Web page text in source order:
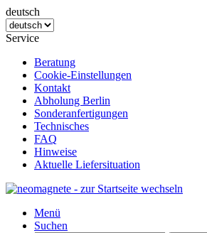
deutsch
Service
Beratung
Cookie-Einstellungen
Kontakt
Abholung Berlin
Sonderanfertigungen
Technisches
FAQ
Hinweise
Aktuelle Liefersituation
Menü
Suchen